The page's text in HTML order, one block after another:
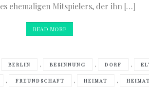
ehemaligen Mitspielers, der ihn […]
READ MORE
BERLIN , BESINNUNG , DORF ,
, FREUNDSCHAFT , HEIMAT ,